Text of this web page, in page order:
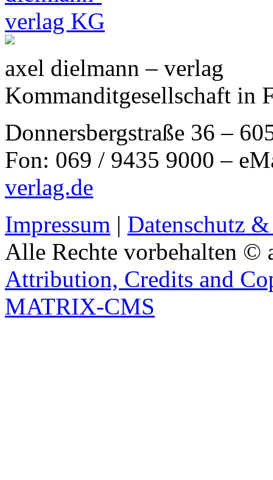
axel dielmann – verlag
Kommanditgesellschaft in
Donnersbergstraße 36 –
Fon: 069 / 9435 9000 –
verlag.de
Impressum | Datenschutz
Alle Rechte vorbehalten ©
Attribution, Credits and
MATRIX-CMS